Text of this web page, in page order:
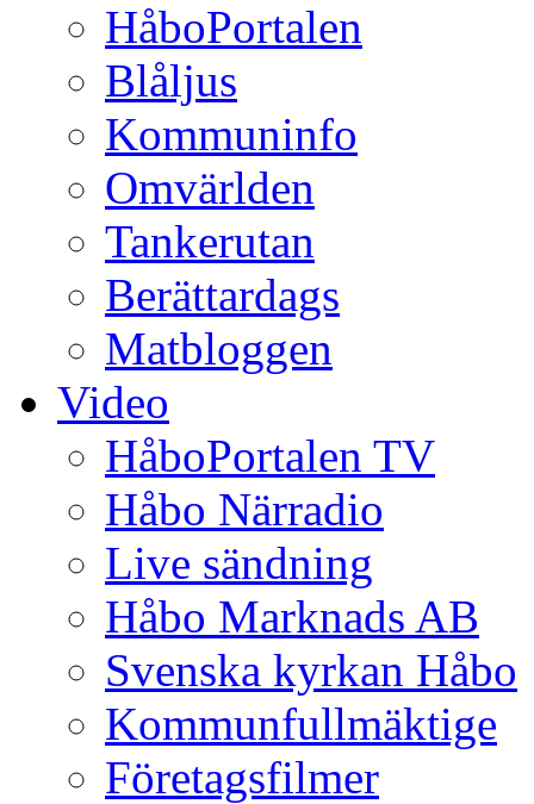
HåboPortalen
Blåljus
Kommuninfo
Omvärlden
Tankerutan
Berättardags
Matbloggen
Video
HåboPortalen TV
Håbo Närradio
Live sändning
Håbo Marknads AB
Svenska kyrkan Håbo
Kommunfullmäktige
Företagsfilmer